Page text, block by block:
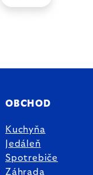
OBCHOD
Kuchyňa
Jedáleň
Spotrebiče
Záhrada